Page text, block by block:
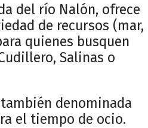
del río Nalón, ofrece
de recursos (mar,
quienes busquen
Salinas o
denominada
el tiempo de ocio.